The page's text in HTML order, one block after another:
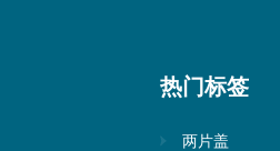
热门标签
两片盖